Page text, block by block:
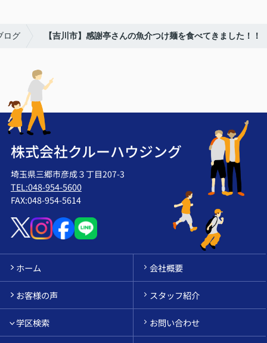
ログ 【吉川市】感謝亭さんの魚介つけ麺を食べてきました！！
株式会社クルーハウジング
埼玉県三郷市彦成３丁目207-3
TEL:048-954-5600
FAX:048-954-5614
ホーム 会社概要
お客様の声 スタッフ紹介
学区検索 お問い合わせ